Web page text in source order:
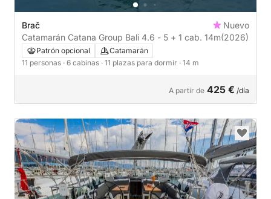
Brač
Nuevo
Catamarán Catana Group Bali 4.6 - 5 + 1 cab. 14m(2026)
Patrón opcional
Catamarán
11 personas · 6 cabinas · 11 plazas para dormir · 14 m
A partir de 425 € /día